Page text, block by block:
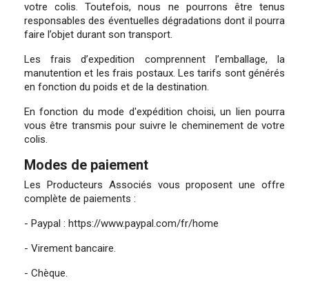
votre colis. Toutefois, nous ne pourrons être tenus
responsables des éventuelles dégradations dont il pourra
faire l’objet durant son transport.
Les frais d’expedition comprennent l’emballage, la
manutention et les frais postaux. Les tarifs sont générés
en fonction du poids et de la destination.
En fonction du mode d'expédition choisi, un lien pourra
vous être transmis pour suivre le cheminement de votre
colis.
Modes de paiement
Les Producteurs Associés vous proposent une offre
complète de paiements :
- Paypal : https://www.paypal.com/fr/home
- Virement bancaire.
- Chèque.